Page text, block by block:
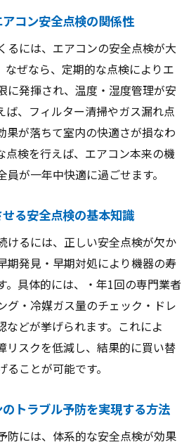
ためのエアコン点検の心得
エアコン安全チェックリスト
で健康被害を防ぐポイント
では足りない理由とは
セルフ点検で見逃しやすい危険
るエアコン安全点検の強み
くエアコン故障のリスク
検のプロに依頼する必要性
要性を再認識するための知識
アコン安全診断の重要性
アコン診断が信頼される理由
で得られるプロの視点の違い
断で重大な故障を未然に防ぐ方
コン安全点検の関係性
るには、エアコンの安全点検が大
なぜなら、定期的な点検によりエ
に発揮され、温度・湿度管理が安
ば、フィルター清掃やガス漏れ点
果が落ちて室内の快適さが損なわ
点検を行えば、エアコン本来の機
が一年中快適に過ごせます。
る安全点検の基本知識
けるには、正しい安全点検が欠か
期発見・早期対処により機器の寿
。具体的には、・年1回の専門業者
グ・冷媒ガス量のチェック・ドレ
などが挙げられます。これによ
リスクを低減し、結果的に買い替
ことが可能です。
トラブル予防を実現する方法
防には、体系的な安全点検が効果